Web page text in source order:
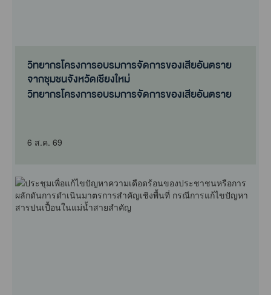
วิทยากรโครงการอบรมการจัดการของเสียอันตราย
จากชุมชนจังหวัดเชียงใหม่
วิทยากรโครงการอบรมการจัดการของเสียอันตราย
6 ส.ค. 69